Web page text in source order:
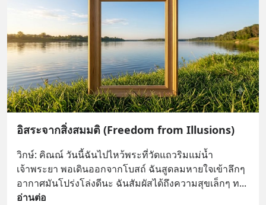
อิสระจากสิ่งสมมติ (Freedom from Illusions)
วิกษ์: คิณณ์ วันนี้ฉันไปไหว้พระที่วัดแถวริมแม่น้ำ
เจ้าพระยา พอเดินออกจากโบสถ์ ฉันสูดลมหายใจเข้าลึกๆ
อากาศมันโปร่งโล่งดีนะ ฉันสัมผัสได้ถึงความสุขเล็กๆ ท
อ่านต่อ